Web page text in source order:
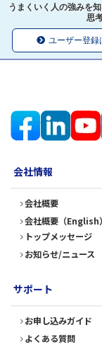
うまくいく人の強みを
思
ユーザー登録
会社情報
会社概要
会社概要（English）
トップメッセージ
お知らせ/ニュース
サポート
お申し込みガイド
よくある質問